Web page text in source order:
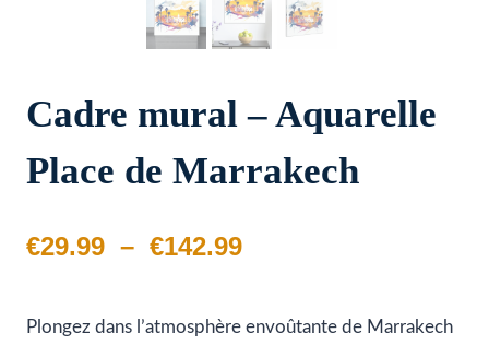
Cadre mural – Aquarelle
Place de Marrakech
€29.99 – €142.99Plage
prix :
Plongez dans l’atmosphère envoûtante de Marrakech